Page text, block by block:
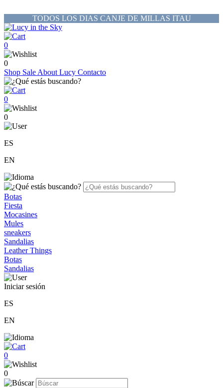
TODOS LOS DIAS CANJE DE MILLAS ITAU
0
0
Shop Sale About Lucy Contacto
0
0
ES
EN
Botas
Fiesta
Mocasines
Mules
sneakers
Sandalias
Leather Things
Botas
Sandalias
Iniciar sesión
ES
EN
0
0